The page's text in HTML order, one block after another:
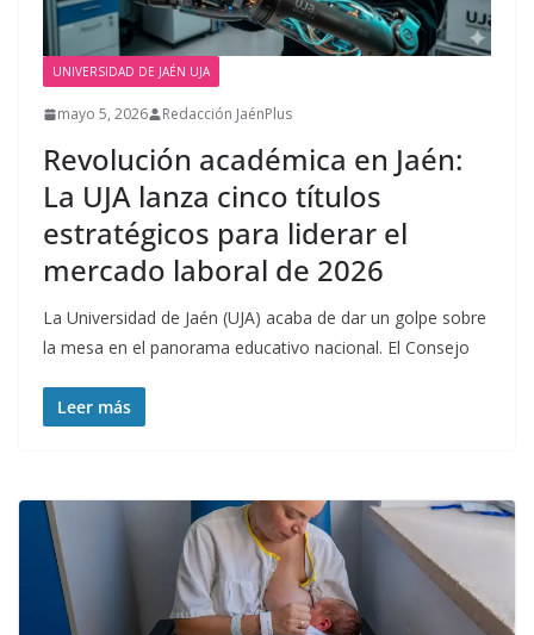
UNIVERSIDAD DE JAÉN UJA
mayo 5, 2026 Redacción JaénPlus
Revolución académica en Jaén:
La UJA lanza cinco títulos
estratégicos para liderar el
mercado laboral de 2026
La Universidad de Jaén (UJA) acaba de dar un golpe sobre
la mesa en el panorama educativo nacional. El Consejo
Leer más